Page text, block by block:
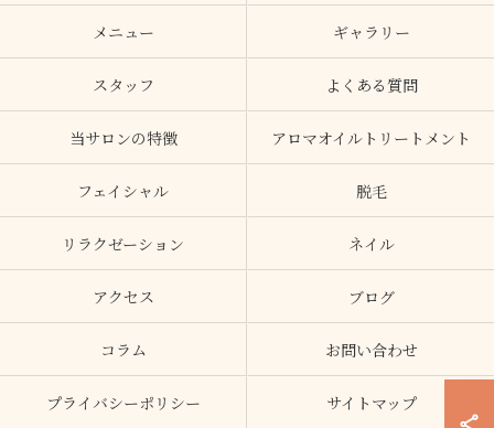
メニュー ギャラリー
スタッフ よくある質問
当サロンの特徴 アロマオイルトリートメント
フェイシャル 脱毛
リラクゼーション ネイル
アクセス ブログ
コラム お問い合わせ
プライバシーポリシー サイトマップ